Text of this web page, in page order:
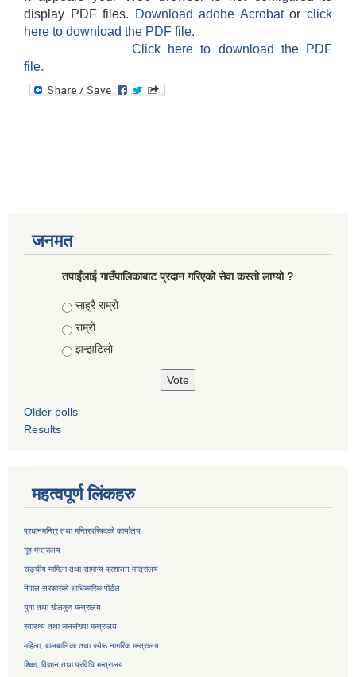
display PDF files.
Download adobe Acrobatorclick
here to download the PDF file.
Click here to download the PDF
file.
जनमत
तपाइँलाई गाउँपालिकाबाट प्रदान गरिएको सेवा कस्तो लाग्यो ?
Choices
साह्रै राम्रो
राम्रो
झन्झटिलो
Older polls
Results
महत्वपूर्ण लिंकहरु
प्रधानमन्त्रि तथा मन्त्रिपरिषदको कार्यालय
गृह मन्त्रालय
सङ्घीय मामिला तथा सामान्य प्रशासन मन्त्रालय
नेपाल सरकारको आधिकारिक पोर्टल
युवा तथा खेलकुद मन्त्रालय
स्वास्थ्य तथा जनसंख्या मन्त्रालय
महिला, बालबालिका तथा ज्येष्ठ नागरिक मन्त्रालय
शिक्षा, विज्ञान तथा प्रविधि मन्त्रालय